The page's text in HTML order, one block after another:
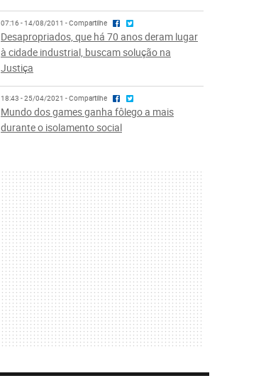
07:16 - 14/08/2011 - Compartilhe
Desapropriados, que há 70 anos deram lugar
à cidade industrial, buscam solução na
Justiça
18:43 - 25/04/2021 - Compartilhe
Mundo dos games ganha fôlego a mais
durante o isolamento social